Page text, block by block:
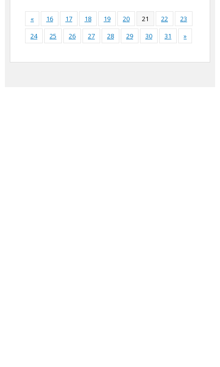
« 16 17 18 19 20 21 22
23
24
25 26 27 28 29 30 31 »